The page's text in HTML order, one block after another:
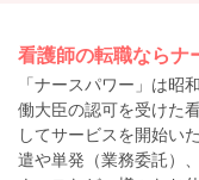
看護師の転職ならナ
「ナースパワー」は昭
働大臣の認可を受けた
してサービスを開始い
遣や単発（業務委託）